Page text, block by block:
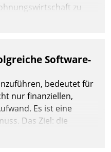
zu
Software-
bedeutet für
nur finanziellen,
Es ist eine
Das Ziel: die
Damit
einige Grundregeln